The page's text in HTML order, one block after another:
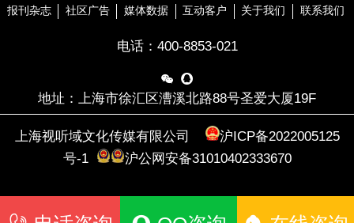
报刊杂志
社区广告 媒体数据 互动客户 关于我们 联系我们
电话： 400-8853-021
 
地址：上海市徐汇区漕溪北路88号圣爱大厦19F
上海视听域文化传媒有限公司
沪ICP备2022005125
号-1
沪公网安备31010402333670